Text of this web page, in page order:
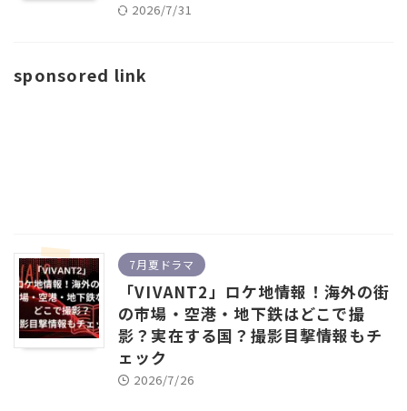
2026/7/31
sponsored link
7月夏ドラマ
「VIVANT2」ロケ地情報！海外の街
の市場・空港・地下鉄はどこで撮
影？実在する国？撮影目撃情報もチ
ェック
2026/7/26